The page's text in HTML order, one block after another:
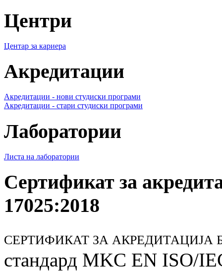
Центри
Центар за кариера
Акредитации
Акредитации - нови студиски програми
Акредитации - стари студиски програми
Лаборатории
Листа на лаборатории
Сертификат за
17025:2018
СЕРТИФИКАТ ЗА АКРЕДИТАЦИЈА
стандард MKC EN ISO/